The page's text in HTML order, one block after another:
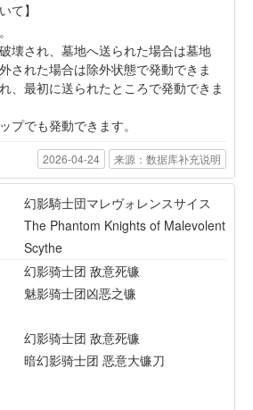
て】
壊され、墓地へ送られた場合は墓地
された場合は除外状態で発動できま
、最初に送られたところで発動できま
プでも発動できます。
2026-04-24 来源：数据库补充说明
幻影騎士団マレヴォレンスサイス
The Phantom Knights of Malevolent
Scythe
幻影骑士团 敌意死镰
魅影骑士团凶恶之镰
幻影骑士团 敌意死镰
暗幻影骑士团 恶意大镰刀